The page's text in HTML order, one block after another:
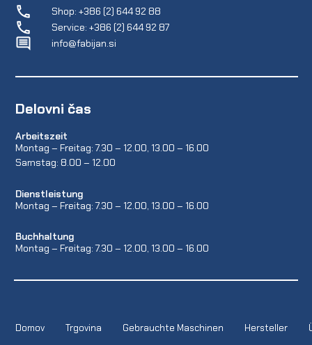
Shop: +386 (2) 644 92 88
Service: +386 (2) 644 92 87
info@fabijan.si
Delovni čas
Arbeitszeit
Montag – Freitag: 7.30 – 12.00, 13.00 – 16.00
Samstag: 8.00 – 12.00
Dienstleistung
Montag – Freitag: 7.30 – 12.00, 13.00 – 16.00
Buchhaltung
Montag – Freitag: 7.30 – 12.00, 13.00 – 16.00
Domov Trgovina Gebrauchte Maschinen Hersteller